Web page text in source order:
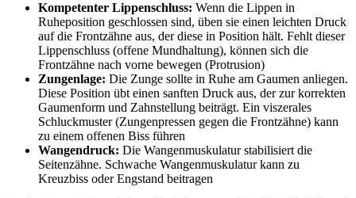
Kompetenter Lippenschluss: Wenn die Lippen in
Ruheposition geschlossen sind, üben sie einen leichten Druck
auf die Frontzähne aus, der diese in Position hält. Fehlt dieser
Lippenschluss (offene Mundhaltung), können sich die
Frontzähne nach vorne bewegen (Protrusion)
Zungenlage: Die Zunge sollte in Ruhe am Gaumen anliegen.
Diese Position übt einen sanften Druck aus, der zur korrekten
Gaumenform und Zahnstellung beiträgt. Ein viszerales
Schluckmuster (Zungenpressen gegen die Frontzähne) kann
zu einem offenen Biss führen
Wangendruck: Die Wangenmuskulatur stabilisiert die
Seitenzähne. Schwache Wangenmuskulatur kann zu
Kreuzbiss oder Engstand beitragen